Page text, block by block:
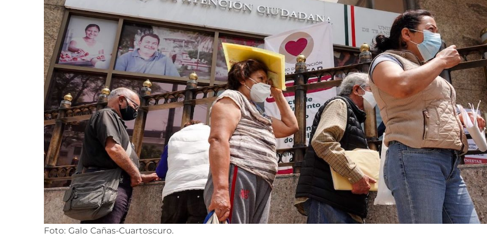
Foto: Galo Cañas-Cuartoscuro.